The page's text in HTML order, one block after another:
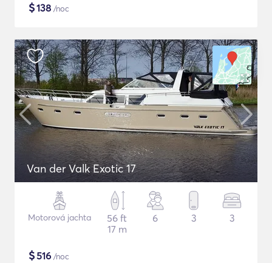
$138 /noc
Van der Valk Exotic 17
Motorová jachta
56 ft
17 m
6 3 3
$516 /noc